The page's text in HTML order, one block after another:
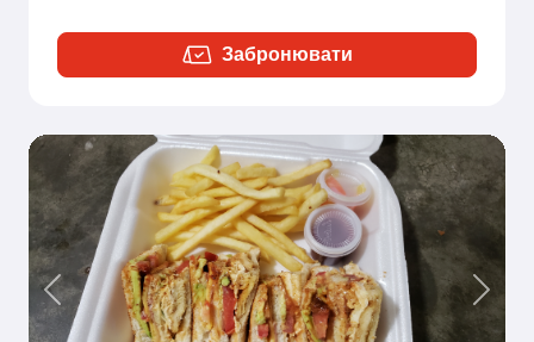
Забронювати
Previous Next